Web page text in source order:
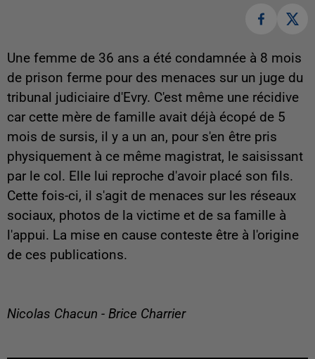
Une femme de 36 ans a été condamnée à 8 mois
de prison ferme pour des menaces sur un juge du
tribunal judiciaire d'Evry. C'est même une récidive
car cette mère de famille avait déjà écopé de 5
mois de sursis, il y a un an, pour s'en être pris
physiquement à ce même magistrat, le saisissant
par le col. Elle lui reproche d'avoir placé son fils.
Cette fois-ci, il s'agit de menaces sur les réseaux
sociaux, photos de la victime et de sa famille à
l'appui. La mise en cause conteste être à l'origine
de ces publications.
Nicolas Chacun - Brice Charrier